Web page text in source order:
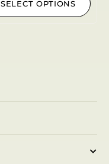
SELECT OPTIONS